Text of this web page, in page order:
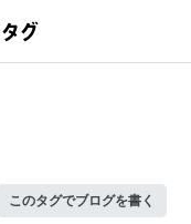
このタグでブログを書く